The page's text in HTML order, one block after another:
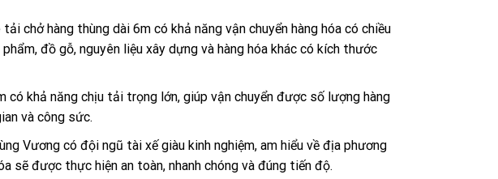
tải chở hàng thùng dài 6m có khả năng vận chuyển hàng hóa có chiều
đồ gỗ, nguyên liệu xây dựng và hàng hóa khác có kích thước
có khả năng chịu tải trọng lớn, giúp vận chuyển được số lượng hàng
và công sức.
Vương có đội ngũ tài xế giàu kinh nghiệm, am hiểu về địa phương
sẽ được thực hiện an toàn, nhanh chóng và đúng tiến độ.